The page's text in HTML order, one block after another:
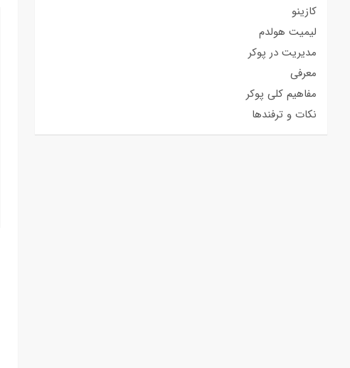
کازینو
لیمیت هولدم
مدیریت در پوکر
معرفی
مفاهیم کلی پوکر
نکات و ترفندها